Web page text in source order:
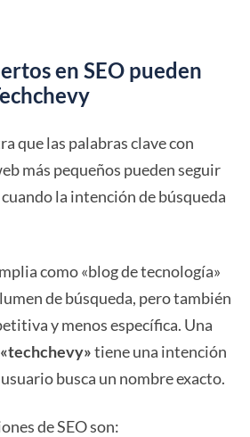
en SEO pueden
que las palabras clave con
más pequeños pueden seguir
la intención de búsqueda
como «blog de tecnología»
de búsqueda, pero también
y menos específica. Una
«techchevy»tiene una intención
busca un nombre exacto.
de SEO son: